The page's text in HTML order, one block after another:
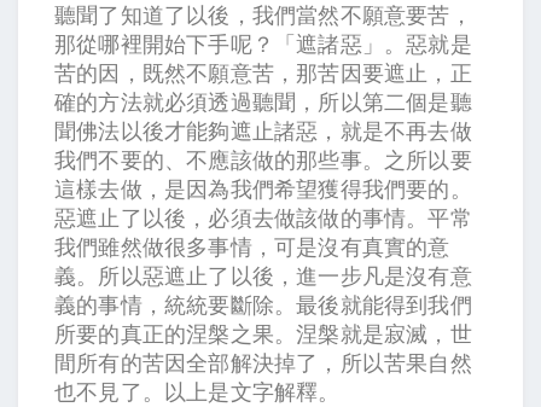
聽聞了知道了以後，我們當然不願意要苦，
那從哪裡開始下手呢？「遮諸惡」。惡就是
苦的因，既然不願意苦，那苦因要遮止，正
確的方法就必須透過聽聞，所以第二個是聽
聞佛法以後才能夠遮止諸惡，就是不再去做
我們不要的、不應該做的那些事。之所以要
這樣去做，是因為我們希望獲得我們要的。
惡遮止了以後，必須去做該做的事情。平常
我們雖然做很多事情，可是沒有真實的意
義。所以惡遮止了以後，進一步凡是沒有意
義的事情，統統要斷除。最後就能得到我們
所要的真正的涅槃之果。涅槃就是寂滅，世
間所有的苦因全部解決掉了，所以苦果自然
也不見了。以上是文字解釋。